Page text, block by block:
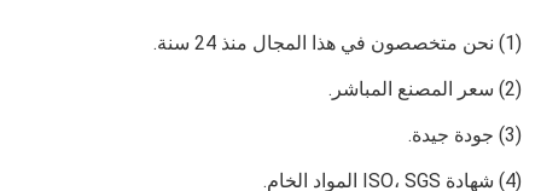
(1) نحن متخصصون في هذا المجال منذ 24 سنة.
(2) سعر المصنع المباشر.
(3) جودة جيدة.
(4) شهادة ISO، SGS المواد الخام.